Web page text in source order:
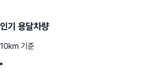
인기 용달차량
10km 기준